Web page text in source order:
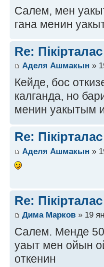
Салем, мен
гана менин
Re:
Аделя Ашмакын »
Кейде, бос
калганда, но
менин уакытым
Re:
Аделя Ашмакын »
Re:
Дима Марков » 19
Салем. Менде
уаыт мен ойын
откенин